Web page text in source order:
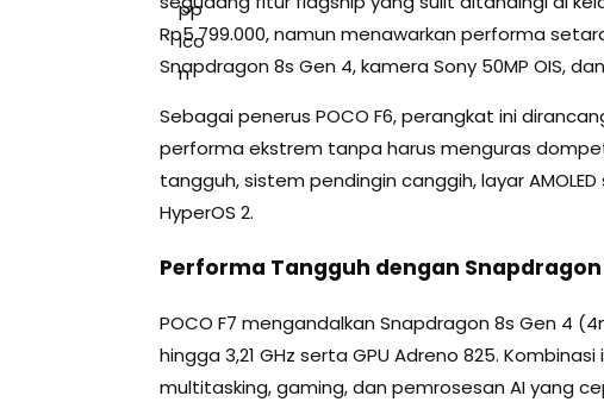
Rp5.799.000, namun menawarkan performa
Snapdragon 8s Gen 4, kamera Sony 50MP OIS,
Sebagai penerus POCO F6, perangkat ini
performa ekstrem tanpa harus menguras
tangguh, sistem pendingin canggih, layar
HyperOS 2.
Performa Tangguh dengan Snapdragon
POCO F7 mengandalkan Snapdragon 8s Gen 4
hingga 3,21 GHz serta GPU Adreno 825.
multitasking, gaming, dan pemrosesan AI yang